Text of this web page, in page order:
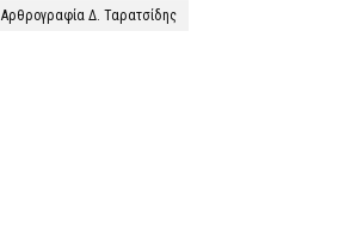
Αρθρογραφία Δ. Ταρατσίδης